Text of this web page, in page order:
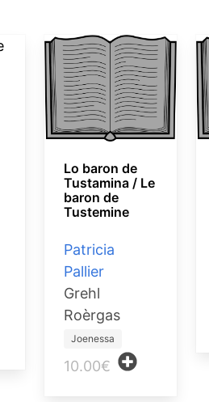
Lo baron de
Tustamina / Le
baron de
Tustemine
Patricia
Pallier
Grehl
Roèrgas
Joenessa
10.00€